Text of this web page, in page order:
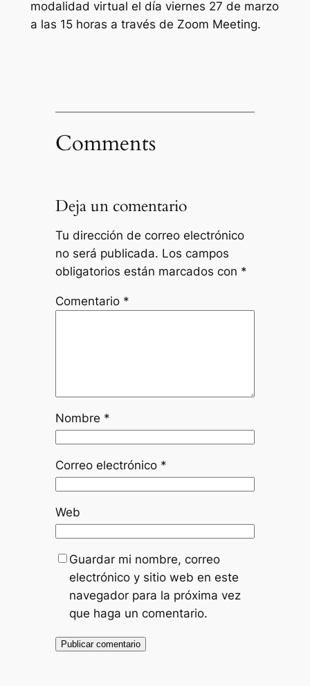
modalidad virtual el día viernes 27 de marzo
a las 15 horas a través de Zoom Meeting.
Comments
Deja un comentario
Tu dirección de correo electrónico
no será publicada. Los campos
obligatorios están marcados con *
Comentario *
Nombre *
Correo electrónico *
Web
Guardar mi nombre, correo
electrónico y sitio web en este
navegador para la próxima vez
que haga un comentario.